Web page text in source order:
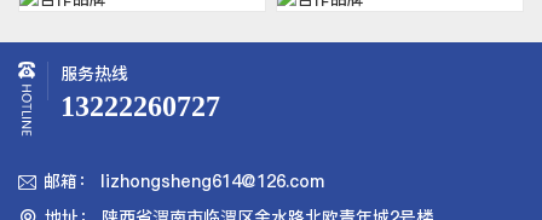
服务热线
13222260727
 邮箱： lizhongsheng614@126.com